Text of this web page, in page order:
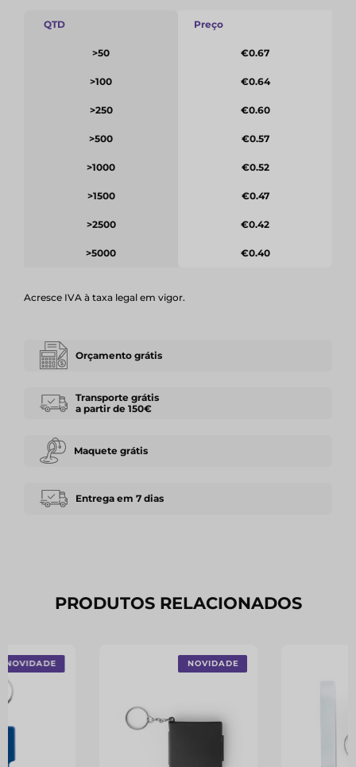
QTD
>50
>100
>250
>500
>1000
>1500
>2500
>5000
Preço
€0.67
€0.64
€0.60
€0.57
€0.52
€0.47
€0.42
€0.40
Acresce IVA à taxa legal em vigor.
Orçamento grátis
Transporte grátis
a partir de 150€
Maquete grátis
Entrega em 7 dias
PRODUTOS RELACIONADOS
NOVIDADE NOVIDADE